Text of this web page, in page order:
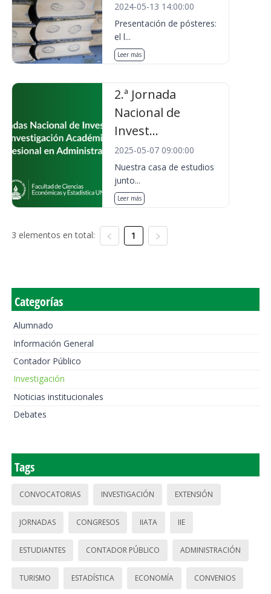
2024-05-13 14:00:00
Presentación de pósteres:
el l...
Leer más
2.ª Jornada
Nacional de
Invest...
2025-05-07 09:00:00
Nuestra casa de estudios
junto...
Leer más
3 elementos en total: 1
Categorías
Alumnado
Información General
Contador Público
Investigación
Noticias institucionales
Debates
Tags
CONVOCATORIAS INVESTIGACIÓN EXTENSIÓN
JORNADAS CONGRESOS IIATA IIE
ESTUDIANTES CONTADOR PÚBLICO ADMINISTRACIÓN
TURISMO ESTADÍSTICA ECONOMÍA CONVENIOS